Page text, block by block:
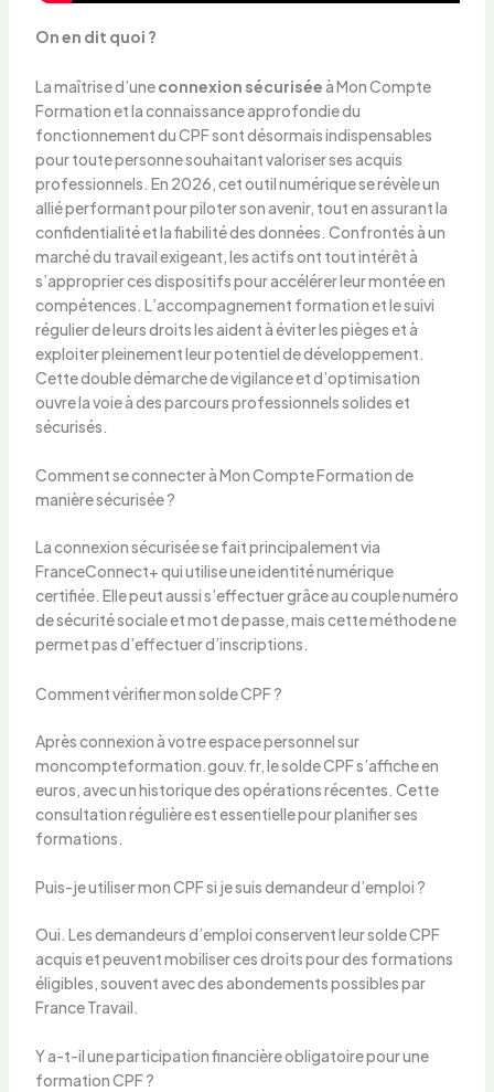
On en dit quoi ?
La maîtrise d’uneconnexion sécuriséeà Mon Compte
Formation et la connaissance approfondie du
fonctionnement du CPF sont désormais indispensables
pour toute personne souhaitant valoriser ses acquis
professionnels. En 2026, cet outil numérique se révèle un
allié performant pour piloter son avenir, tout en assurant la
confidentialité et la fiabilité des données. Confrontés à un
marché du travail exigeant, les actifs ont tout intérêt à
s’approprier ces dispositifs pour accélérer leur montée en
compétences. L’accompagnement formation et le suivi
régulier de leurs droits les aident à éviter les pièges et à
exploiter pleinement leur potentiel de développement.
Cette double démarche de vigilance et d’optimisation
ouvre la voie à des parcours professionnels solides et
sécurisés.
Comment se connecter à Mon Compte Formation de
manière sécurisée ?
La connexion sécurisée se fait principalement via
FranceConnect+ qui utilise une identité numérique
certifiée. Elle peut aussi s’effectuer grâce au couple numéro
de sécurité sociale et mot de passe, mais cette méthode ne
permet pas d’effectuer d’inscriptions.
Comment vérifier mon solde CPF ?
Après connexion à votre espace personnel sur
moncompteformation.gouv.fr, le solde CPF s’affiche en
euros, avec un historique des opérations récentes. Cette
consultation régulière est essentielle pour planifier ses
formations.
Puis-je utiliser mon CPF si je suis demandeur d’emploi ?
Oui. Les demandeurs d’emploi conservent leur solde CPF
acquis et peuvent mobiliser ces droits pour des formations
éligibles, souvent avec des abondements possibles par
France Travail.
Y a-t-il une participation financière obligatoire pour une
formation CPF ?